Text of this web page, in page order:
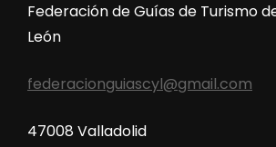
Federación de Guías de Turismo
León
federacionguiascyl@gmail.com
47008 Valladolid